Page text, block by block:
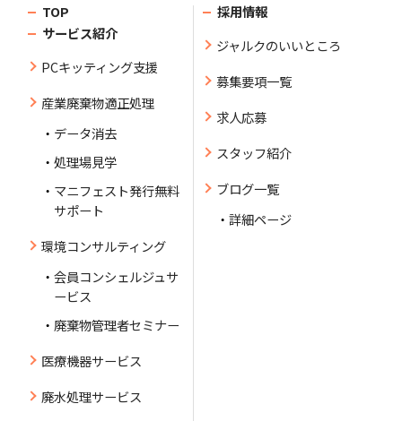
TOP
サービス紹介
PCキッティング支援
産業廃棄物適正処理
データ消去
処理場見学
マニフェスト発行無料
サポート
環境コンサルティング
会員コンシェルジュサ
ービス
廃棄物管理者セミナー
医療機器サービス
廃水処理サービス
採用情報
ジャルクのいいところ
募集要項一覧
求人応募
スタッフ紹介
ブログ一覧
詳細ページ